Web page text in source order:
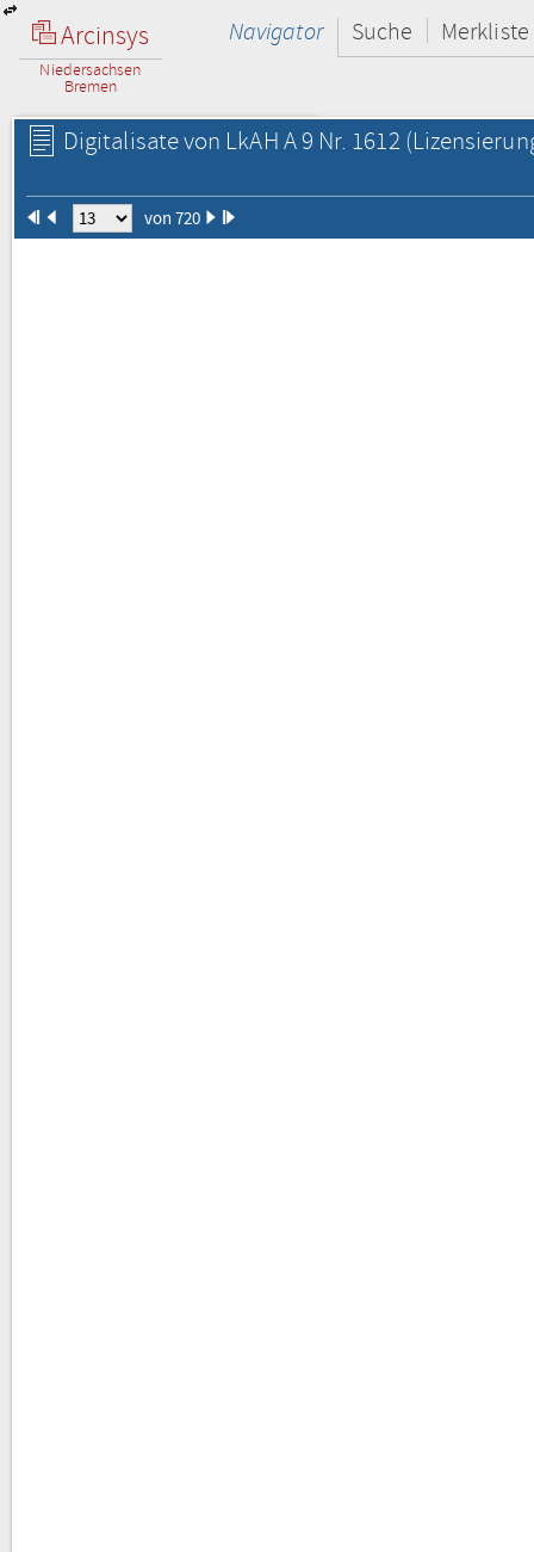
Arcinsys
Niedersachsen
Bremen
Navigator Suche Merkliste
Digitalisate von LkAH A 9 Nr. 1612
von 720